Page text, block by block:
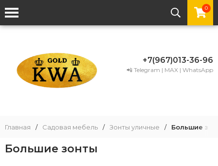
0
+7(967)013-36-96
📲 Telegram | MAX | WhatsApp
Главная / Садовая мебель / Зонты уличные / Большие
Большие зонты